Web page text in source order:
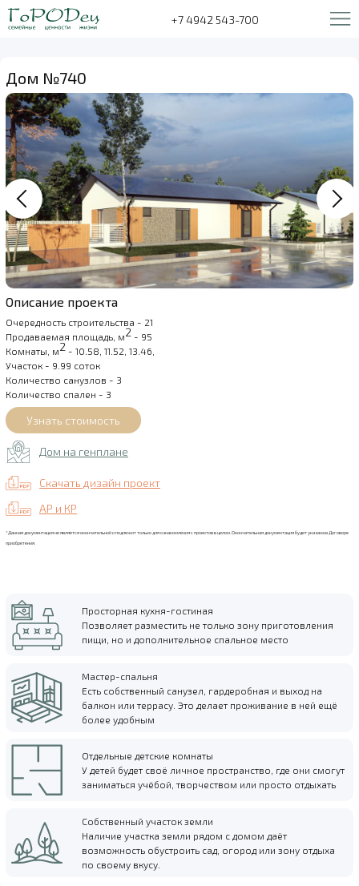
+7 4942 543-700
Дом №740
Описание проекта
Очередность строительства - 21
Продаваемая площадь, м2 - 95
Комнаты, м2 - 10.58, 11.52, 13.46,
Участок - 9.99 соток
Количество санузлов - 3
Количество спален - 3
Дом на генплане
Скачать дизайн проект
АР и КР
*Данная документация не является окончательной и подлежит только для ознакомления с проектов в целом. Окончательная документация будет указана в Договоре
приобретения.
Просторная кухня-гостиная
Позволяет разместить не только зону приготовления
пищи, но и дополнительное спальное место
Мастер-спальня
Есть собственный санузел, гардеробная и выход на
балкон или террасу. Это делает проживание в ней ещё
более удобным
Отдельные детские комнаты
У детей будет своё личное пространство, где они смогут
заниматься учёбой, творчеством или просто отдыхать
Собственный участок земли
Наличие участка земли рядом с домом даёт
возможность обустроить сад, огород или зону отдыха
по своему вкусу.